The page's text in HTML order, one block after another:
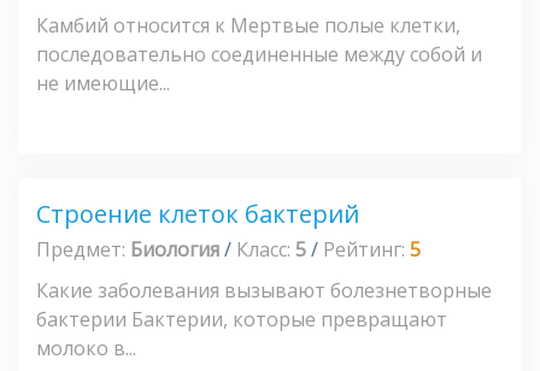
Камбий относится к Мертвые полые клетки,
последовательно соединенные между собой и
не имеющие...
Строение клеток бактерий
Предмет: Биология/ Класс: 5/ Рейтинг: 5
Какие заболевания вызывают болезнетворные
бактерии Бактерии, которые превращают
молоко в...